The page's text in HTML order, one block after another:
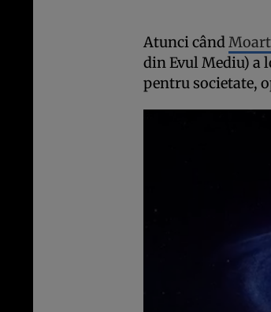
Atunci când
din Evul Mediu) a
pentru societate,